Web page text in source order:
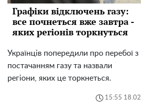
Графіки відключень газу:
все почнеться вже завтра -
яких регіонів торкнуться
Українців попередили про перебої з
постачанням газу та назвали
регіони, яких це торкнеться.
15:55 18.02